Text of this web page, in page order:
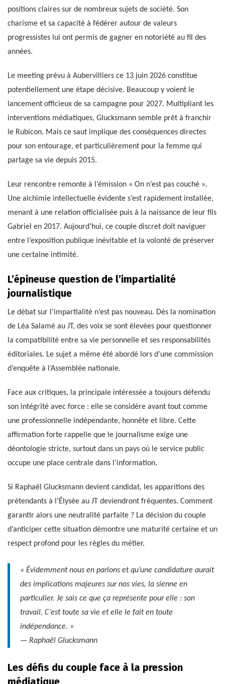
positions claires sur de nombreux sujets de société. Son
charisme et sa capacité à fédérer autour de valeurs
progressistes lui ont permis de gagner en notoriété au fil des
années.
Le meeting prévu à Aubervilliers ce 13 juin 2026 constitue
potentiellement une étape décisive. Beaucoup y voient le
lancement officieux de sa campagne pour 2027. Multipliant les
interventions médiatiques, Glucksmann semble prêt à franchir
le Rubicon. Mais ce saut implique des conséquences directes
pour son entourage, et particulièrement pour la femme qui
partage sa vie depuis 2015.
Leur rencontre remonte à l’émission « On n’est pas couché ».
Une alchimie intellectuelle évidente s’est rapidement installée,
menant à une relation officialisée puis à la naissance de leur fils
Gabriel en 2017. Aujourd’hui, ce couple discret doit naviguer
entre l’exposition publique inévitable et la volonté de préserver
une certaine intimité.
L’épineuse question de l’impartialité
journalistique
Le débat sur l’impartialité n’est pas nouveau. Dès la nomination
de Léa Salamé au JT, des voix se sont élevées pour questionner
la compatibilité entre sa vie personnelle et ses responsabilités
éditoriales. Le sujet a même été abordé lors d’une commission
d’enquête à l’Assemblée nationale.
Face aux critiques, la principale intéressée a toujours défendu
son intégrité avec force : elle se considère avant tout comme
une professionnelle indépendante, honnête et libre. Cette
affirmation forte rappelle que le journalisme exige une
déontologie stricte, surtout dans un pays où le service public
occupe une place centrale dans l’information.
Si Raphaël Glucksmann devient candidat, les apparitions des
prétendants à l’Élysée au JT deviendront fréquentes. Comment
garantir alors une neutralité parfaite ? La décision du couple
d’anticiper cette situation démontre une maturité certaine et un
respect profond pour les règles du métier.
« Évidemment nous en parlons et qu’une candidature aurait
des implications majeures sur nos vies, la sienne en
particulier. Je sais ce que ça représente pour elle : son
travail. C’est toute sa vie et elle le fait en toute
indépendance. »
— Raphaël Glucksmann
Les défis du couple face à la pression
médiatique